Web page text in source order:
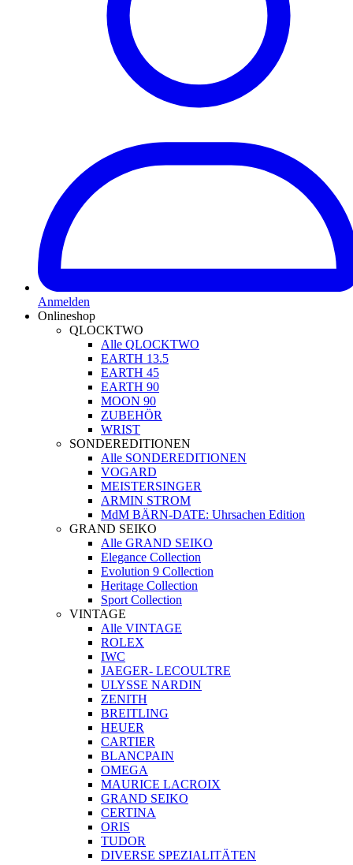
Anmelden
Onlineshop
QLOCKTWO
Alle QLOCKTWO
EARTH 13.5
EARTH 45
EARTH 90
MOON 90
ZUBEHÖR
WRIST
SONDEREDITIONEN
Alle SONDEREDITIONEN
VOGARD
MEISTERSINGER
ARMIN STROM
MdM BÄRN-DATE: Uhrsachen Edition
GRAND SEIKO
Alle GRAND SEIKO
Elegance Collection
Evolution 9 Collection
Heritage Collection
Sport Collection
VINTAGE
Alle VINTAGE
ROLEX
IWC
JAEGER- LECOULTRE
ULYSSE NARDIN
ZENITH
BREITLING
HEUER
CARTIER
BLANCPAIN
OMEGA
MAURICE LACROIX
GRAND SEIKO
CERTINA
ORIS
TUDOR
DIVERSE SPEZIALITÄTEN